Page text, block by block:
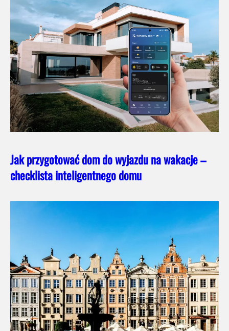
Jak przygotować dom do wyjazdu na wakacje –
checklista inteligentnego domu